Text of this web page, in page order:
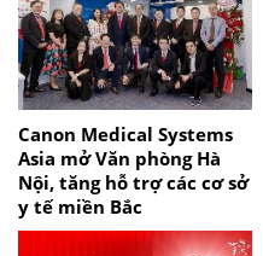
Canon Medical Systems
Asia mở Văn phòng Hà
Nội, tăng hỗ trợ các cơ sở
y tế miền Bắc